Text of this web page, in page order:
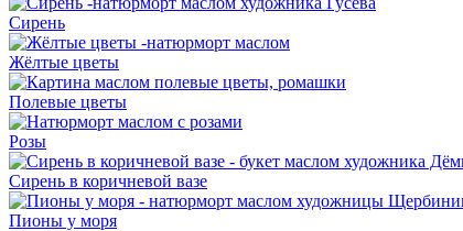
Сирень
Жёлтые цветы
Полевые цветы
Розы
Сирень в коричневой вазе
Пионы у моря